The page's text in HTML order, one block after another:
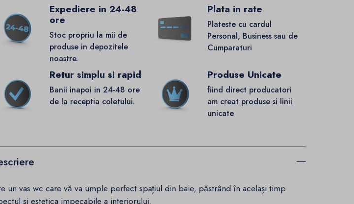
Expediere in 24-48
ore
Stoc propriu la mii de
produse in depozitele
noastre.
Plata in rate
Plateste cu cardul
Personal, Business sau de
Cumparaturi
Retur simplu si rapid
Banii inapoi in 24-48 ore
de la receptia coletului.
Produse Unicate
fiind direct producatori
am creat produse si linii
unicate
un vas wc care vă va umple perfect spațiul din baie, păstrând în același timp
și estetica impecabile a interiorului.